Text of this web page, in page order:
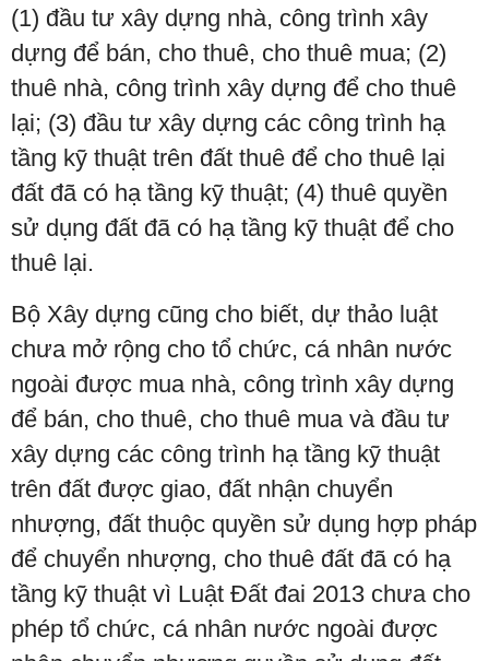
(1) đầu tư xây dựng nhà, công trình xây
dựng để bán, cho thuê, cho thuê mua; (2)
thuê nhà, công trình xây dựng để cho thuê
lại; (3) đầu tư xây dựng các công trình hạ
tầng kỹ thuật trên đất thuê để cho thuê lại
đất đã có hạ tầng kỹ thuật; (4) thuê quyền
sử dụng đất đã có hạ tầng kỹ thuật để cho
thuê lại.
Bộ Xây dựng cũng cho biết, dự thảo luật
chưa mở rộng cho tổ chức, cá nhân nước
ngoài được mua nhà, công trình xây dựng
để bán, cho thuê, cho thuê mua và đầu tư
xây dựng các công trình hạ tầng kỹ thuật
trên đất được giao, đất nhận chuyển
nhượng, đất thuộc quyền sử dụng hợp pháp
để chuyển nhượng, cho thuê đất đã có hạ
tầng kỹ thuật vì Luật Đất đai 2013 chưa cho
phép tổ chức, cá nhân nước ngoài được